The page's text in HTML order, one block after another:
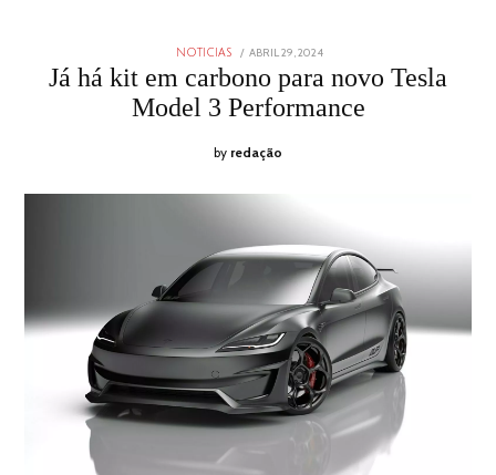
NOTICIAS
POSTED
ABRIL 29, 2024ABRIL
2024
Já há kit em carbono para novo Tesla
Model 3 Performance
by redação